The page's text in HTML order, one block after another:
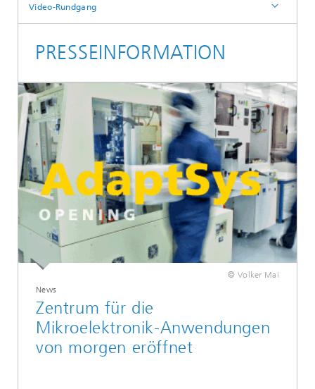
Video-Rundgang
PRESSEINFORMATION
© Volker Mai
News
Zentrum für die
Mikroelektronik-Anwendungen
von morgen eröffnet